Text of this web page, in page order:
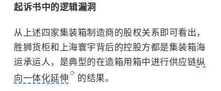
起诉书中的逻辑漏洞
从上述四家集装箱制造商的股权关系即可看出，
胜狮货柜和上海寰宇背后的控股方都是集装箱海
运承运人，是典型的在造箱用箱中进行供应链纵
向一体化延伸
的结果。